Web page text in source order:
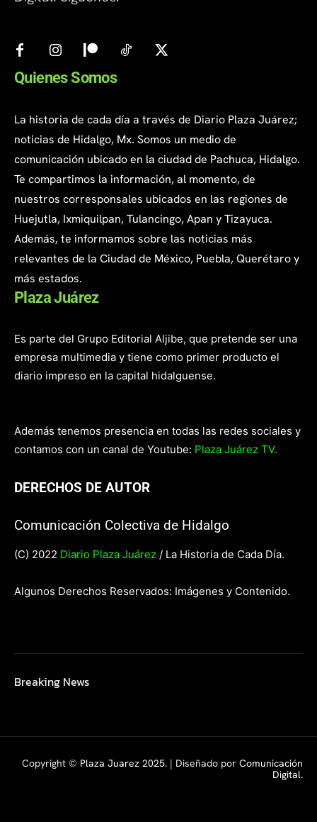
Quienes Somos
La historia de cada día a través de Diario Plaza Juárez;
noticias de Hidalgo, Mx. Somos un medio de
comunicación ubicado en la ciudad de Pachuca, Hidalgo.
Te compartimos la información, al momento, de
nuestros corresponsales ubicados en las regiones de
Huejutla, Ixmiquilpan, Tulancingo, Apan y Tizayuca.
Además, te informamos sobre las noticias más
relevantes de la Ciudad de México, Puebla, Querétaro y
más estados.
Plaza Juárez
Es parte del Grupo Editorial Aljibe, que pretende ser una
empresa multimedia y tiene como primer producto el
diario impreso en la capital hidalguense.
Además tenemos presencia en todas las redes sociales y
contamos con un canal de Youtube: Plaza Juárez TV.
DERECHOS DE AUTOR
Comunicación Colectiva de Hidalgo
(C) 2022 Diario Plaza Juárez / La Historia de Cada Día.
Algunos Derechos Reservados: Imágenes y Contenido.
Breaking News
Copyright © Plaza Juarez 2025. | Diseñado por Comunicación
Digital.